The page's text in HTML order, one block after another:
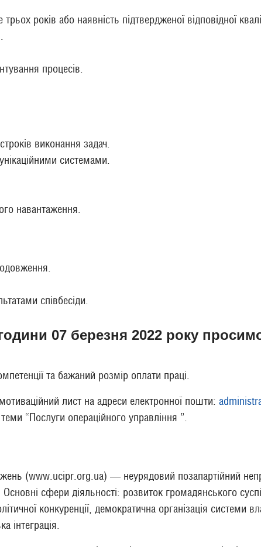
років або наявність підтвердженої відповідної
процесів.
виконання задач.
системами.
навантаження.
співбесіди.
07 березня 2022 року
та бажаний розмір оплати праці.
лист на адреси електронної пошти:
“Послуги операційного управління ”.
(www.ucipr.org.ua) — неурядовий позапартійний
сфери діяльності: розвиток громадянського
конкуренції, демократична організація системи
інтеграція.